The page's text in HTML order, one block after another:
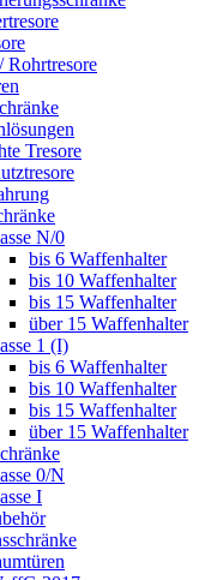
Rohrtresore
Tresore
N/0
bis 6 Waffenhalter
bis 10 Waffenhalter
bis 15 Waffenhalter
über 15 Waffenhalter
1 (I)
bis 6 Waffenhalter
bis 10 Waffenhalter
bis 15 Waffenhalter
über 15 Waffenhalter
0/N
I